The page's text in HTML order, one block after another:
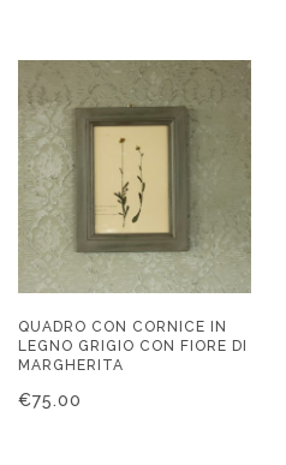
QUADRO CON CORNICE IN
LEGNO GRIGIO CON FIORE DI
MARGHERITA
€75.00